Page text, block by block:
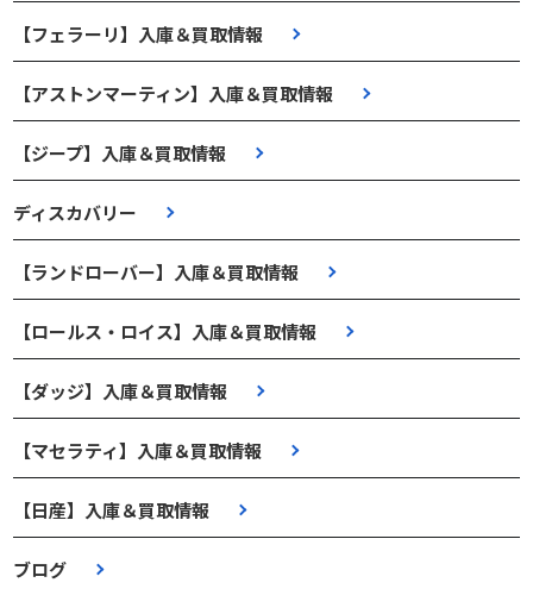
【フェラーリ】入庫＆買取情報
【アストンマーティン】入庫＆買取情報
【ジープ】入庫＆買取情報
ディスカバリー
【ランドローバー】入庫＆買取情報
【ロールス・ロイス】入庫＆買取情報
【ダッジ】入庫＆買取情報
【マセラティ】入庫＆買取情報
【日産】入庫＆買取情報
ブログ